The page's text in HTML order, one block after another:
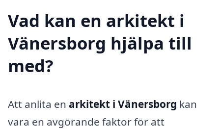
Vad kan en arkitekt i
Vänersborg hjälpa till
med?
Att anlita en arkitekt i Vänersborg kan
vara en avgörande faktor för att